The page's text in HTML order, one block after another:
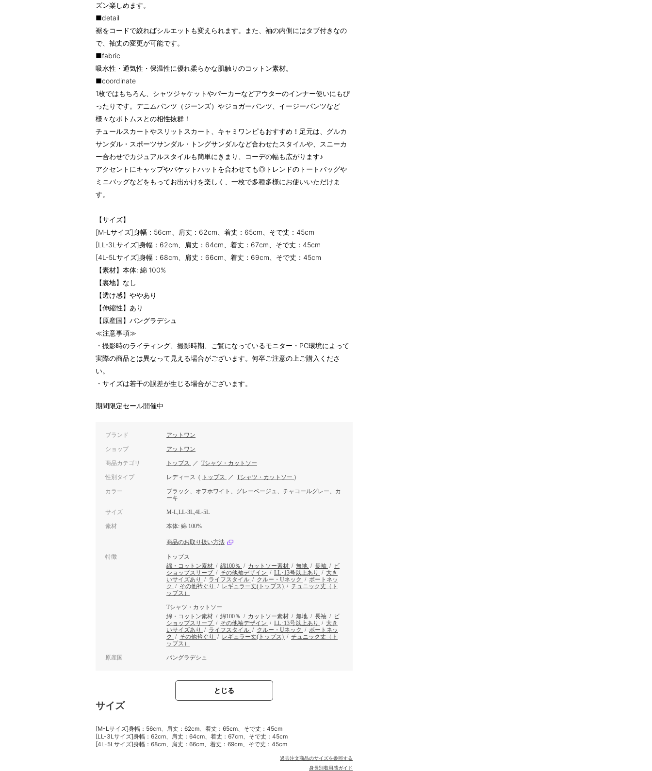
ズン楽しめます。
■detail
裾をコードで絞ればシルエットも変えられます。また、袖の内側にはタブ付きなの
で、袖丈の変更が可能です。
■fabric
吸水性・通気性・保温性に優れ柔らかな肌触りのコットン素材。
■coordinate
1枚ではもちろん、シャツジャケットやパーカーなどアウターのインナー使いにもぴ
ったりです。デニムパンツ（ジーンズ）やジョガーパンツ、イージーパンツなど
様々なボトムスとの相性抜群！
チュールスカートやスリットスカート、キャミワンピもおすすめ！足元は、グルカ
サンダル・スポーツサンダル・トングサンダルなど合わせたスタイルや、スニーカ
ー合わせでカジュアルスタイルも簡単にきまり、コーデの幅も広がります♪
アクセントにキャップやバケットハットを合わせても◎トレンドのトートバッグや
ミニバッグなどをもってお出かけを楽しく、一枚で多種多様にお使いいただけま
す。
【サイズ】
[M-Lサイズ]身幅：56cm、肩丈：62cm、着丈：65cm、そで丈：45cm
[LL-3Lサイズ]身幅：62cm、肩丈：64cm、着丈：67cm、そで丈：45cm
[4L-5Lサイズ]身幅：68cm、肩丈：66cm、着丈：69cm、そで丈：45cm
【素材】本体: 綿 100%
【裏地】なし
【透け感】ややあり
【伸縮性】あり
【原産国】バングラデシュ
≪注意事項≫
・撮影時のライティング、撮影時期、ご覧になっているモニター・PC環境によって
実際の商品とは異なって見える場合がございます。何卒ご注意の上ご購入くださ
い。
・サイズは若干の誤差が生じる場合がございます。
期間限定セール開催中
ブランド アットワン
ショップ アットワン
商品カテゴリ トップス ／ Tシャツ・カットソー
性別タイプ レディース ( トップス ／ Tシャツ・カットソー )
カラー
ブラック、オフホワイト、グレーベージュ、チャコールグレー、カ
ーキ
サイズ M-L,LL-3L,4L-5L
素材 本体: 綿 100%
商品のお取り扱い方法
特徴
トップス
綿・コットン素材 / 綿100％ / カットソー素材 / 無地 / 長袖 / ビ
ショップスリーブ / その他袖デザイン / LL･13号以上あり / 大き
いサイズあり
/ ライフスタイル / クルー・Uネック / ボートネッ
ク / その他衿ぐり / レギュラー丈(トップス) / チュニック丈（ト
ップス）
Tシャツ・カットソー
綿・コットン素材 / 綿100％ / カットソー素材 / 無地 / 長袖 / ビ
ショップスリーブ / その他袖デザイン / LL･13号以上あり / 大き
いサイズあり
/ ライフスタイル / クルー・Uネック / ボートネッ
ク / その他衿ぐり / レギュラー丈(トップス) / チュニック丈（ト
ップス）
原産国 バングラデシュ
とじる
サイズ
[M-Lサイズ]身幅：56cm、肩丈：62cm、着丈：65cm、そで丈：45cm
[LL-3Lサイズ]身幅：62cm、肩丈：64cm、着丈：67cm、そで丈：45cm
[4L-5Lサイズ]身幅：68cm、肩丈：66cm、着丈：69cm、そで丈：45cm
過去注文商品のサイズを参照する
身長別着用感ガイド